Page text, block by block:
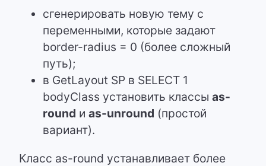
сгенерировать новую тему с
переменными, которые задают
border-radius = 0 (более сложный
путь);
в GetLayout SP в SELECT 1
bodyClass установить классы as-
round и as-unround (простой
вариант).
Класс as-round устанавливает более